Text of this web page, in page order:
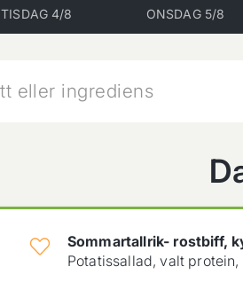
TISDAG 4/8 ONSDAG 5/8
Sommartallrik- rostbiff,
Potatissallad, valt